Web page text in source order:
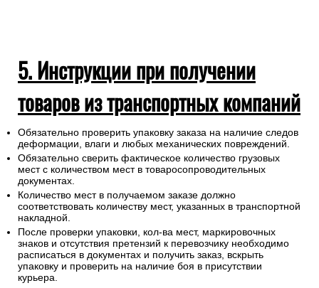
5. Инструкции при получении
товаров из транспортных компаний
Обязательно проверить упаковку заказа на наличие следов
деформации, влаги и любых механических повреждений.
Обязательно сверить фактическое количество грузовых
мест с количеством мест в товаросопроводительных
документах.
Количество мест в получаемом заказе должно
соответствовать количеству мест, указанных в транспортной
накладной.
После проверки упаковки, кол-ва мест, маркировочных
знаков и отсутствия претензий к перевозчику необходимо
расписаться в документах и получить заказ, вскрыть
упаковку и проверить на наличие боя в присутствии
курьера.